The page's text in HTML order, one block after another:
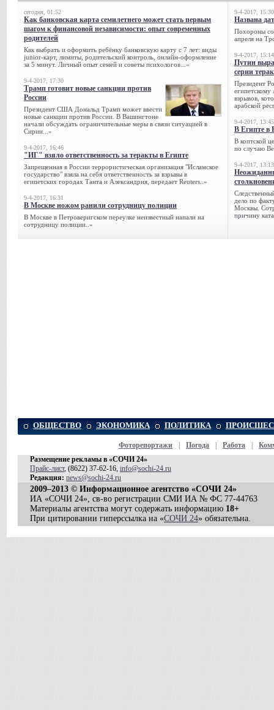
сегодня, 01:52
Как банковская карта семилетнего может стать первым
шагом к финансовой независимости: опыт современных
родителей
Как выбрать и оформить ребёнку банковскую карту с 7 лет: виды
junior-карт, лимиты, родительский контроль, онлайн-оформление
за 5 минут. Личный опыт семей и советы психологов...»
9-4-2017, 17:30
Трамп готовит новые санкции против
России
Президент США Дональд Трамп может ввести
новые санкции против России. В Вашингтоне
начали обсуждать ограничительные меры в связи ситуацией в
Сирии...»
9-4-2017, 16:46
"ИГ" взяло ответственность за теракты в Египте
Запрещенная в России террористическая организация "Исламское
государство" взяла на себя ответственность за взрывы в
египетских городах Танта и Александрия, передает Reuters..»
9-4-2017, 16:31
В Москве ножом ранили сотрудницу полиции
В Москве в Петроверигском переулке неизвестный напали на
сотрудницу полиции..»
9-4-2017, 15:30
Названа
Похороны
апреля на
9-4-2017, 15:14
Путин
серии
Президент
египетскому
взрывов,
арабской
9-4-2017, 13:45
В Египте в
В коптской
по случаю
9-4-2017, 13:13
дело по
Москвы.
причину
ОБЩЕСТВО ЭКОНОМИКА ПОЛИТИКА
Фоторепортажи Погода Работа
Размещение рекламы в «СОЧИ 24»
Прайс-лист, (8622) 37-62-16, info@sochi-24.ru
Редакция: news@sochi-24.ru
2009–2013 © Информационное агентство «СОЧИ 24»
ИА «СОЧИ 24», св-во регистрации СМИ ИА № ФС 77-44763
Материалы агентства могут содержать информацию 18+
При цитировании гиперссылка на «СОЧИ 24» обязательна.